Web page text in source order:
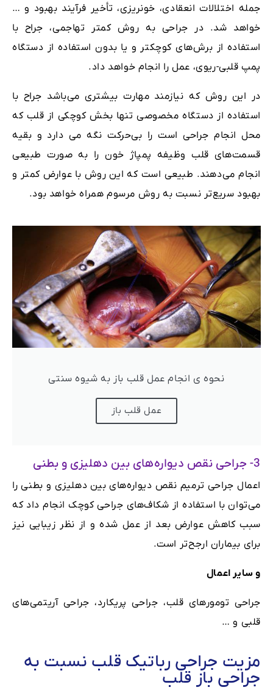
جمله اختلالات انعقادی، خونریزی، تأخیر فرآیند بهبود و …
خواهد شد. در جراحی به روش کمتر تهاجمی، جراح با
استفاده از برش‌های کوچکتر و یا بدون استفاده از دستگاه
پمپ قلبی-ریوی، عمل را انجام خواهد داد.
در این روش که نیازمند مهارت بیشتری می‌باشد جراح با
استفاده از دستگاه مخصوصی تنها بخش کوچکی از قلب که
محل انجام جراحی است را بی‌حرکت نگه می دارد و بقیه
قسمت‌های قلب وظیفه پمپاژ خون را به صورت طبیعی
انجام می‌دهند. طبیعی است که این روش با عوارض کمتر و
بهبود سریع‌تر نسبت به روش مرسوم همراه خواهد بود.
نحوه ی انجام عمل قلب باز به شیوه سنتی
عمل قلب باز
3- جراحی نقص دیواره‌های بین دهلیزی و بطنی
اعمال جراحی ترمیم نقص دیواره‌های بین دهلیزی و بطنی را
می‌توان با استفاده از شکاف‌های جراحی کوچک انجام داد که
سبب کاهش عوارض بعد از عمل شده و از نظر زیبایی نیز
برای بیماران ارجح‌تر است.
و سایر اعمال
جراحی تومورهای قلب، جراحی پریکارد، جراحی آریتمی‌های
قلبی و …
مزیت جراحی رباتیک قلب نسبت به
جراحی باز قلب